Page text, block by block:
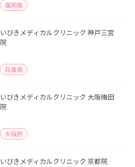
福岡県
いびきメディカルクリニック 神戸三宮
院
兵庫県
いびきメディカルクリニック 大阪梅田
院
大阪府
いびきメディカルクリニック 京都院